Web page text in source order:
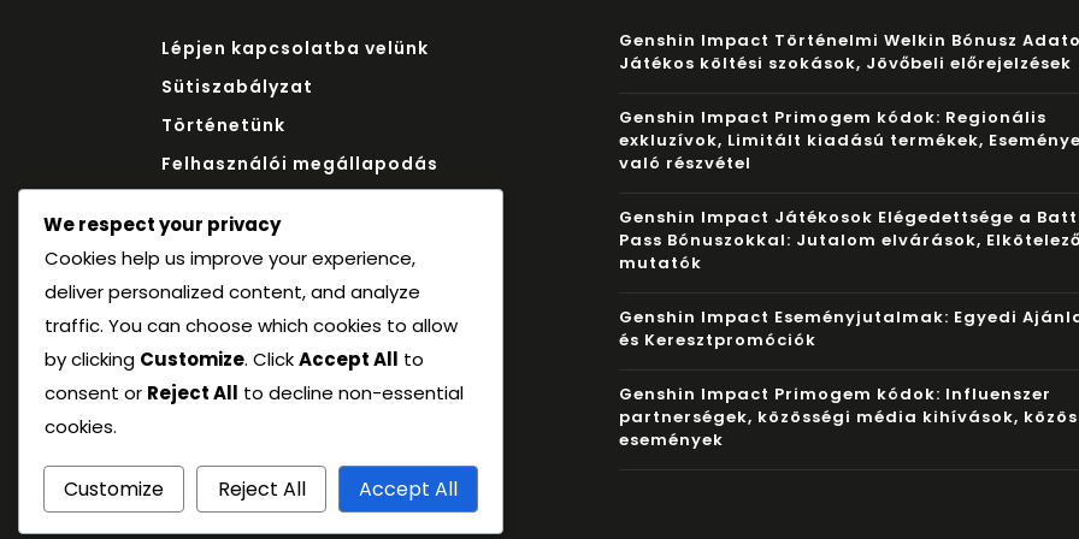
Lépjen kapcsolatba velünk
Sütiszabályzat
Történetünk
Felhasználói megállapodás
Genshin Impact Történelmi Welkin Bónusz
Játékos költési szokások, Jövőbeli előrejelzések
Genshin Impact Primogem kódok: Regionális
exkluzívok, Limitált kiadású termékek,
való részvétel
Genshin Impact Játékosok Elégedettsége a
Pass Bónuszokkal: Jutalom elvárások,
mutatók
Genshin Impact Eseményjutalmak: Egyedi
és Keresztpromóciók
Genshin Impact Primogem kódok: Influenszer
partnerségek, közösségi média kihívások,
események
We respect your privacy
Cookies help us improve your experience,
deliver personalized content, and analyze
traffic. You can choose which cookies to allow
by clicking Customize. ClickAccept All to
consent or Reject All to decline non-essential
cookies.
Customize Reject All Accept All